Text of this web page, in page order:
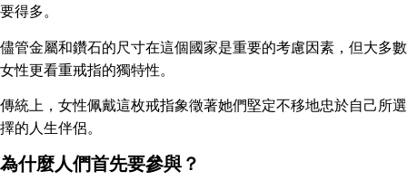
要得多。
儘管金屬和鑽石的尺寸在這個國家是重要的考慮因素，但大多數
女性更看重戒指的獨特性。
傳統上，女性佩戴這枚戒指象徵著她們堅定不移地忠於自己所選
擇的人生伴侶。
為什麼人們首先要參與？